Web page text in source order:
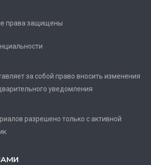
права защищены
за собой право вносить изменения
уведомления
разрешено только с активной